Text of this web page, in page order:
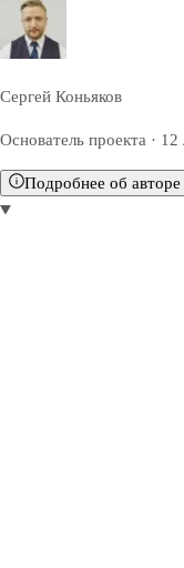
Сергей Коньяков
Основатель проекта ·
Подробнее об авторе